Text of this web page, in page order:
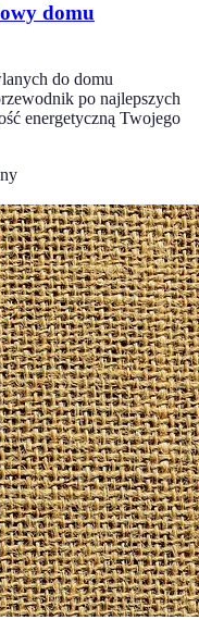
domu
do domu
po najlepszych
energetyczną Twojego